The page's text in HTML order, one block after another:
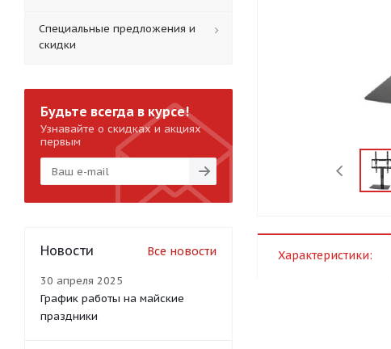
Характеристики:
Специальные предложения и
скидки
Будьте всегда в курсе!
Узнавайте о скидках и акциях
первым
Новости Все новости
30 апреля 2025
График работы на майские
праздники